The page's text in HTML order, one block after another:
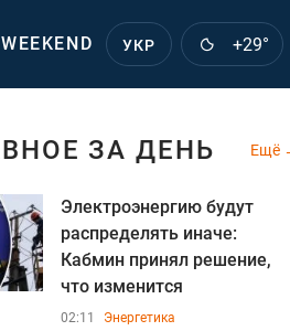
WEEKEND УКР +29°
ЗА ДЕНЬ Ещё
Электроэнергию будут
распределять иначе:
Кабмин принял решение,
что изменится
02:11 Энергетика